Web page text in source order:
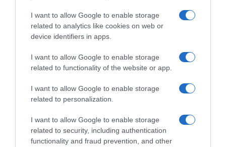
I want to allow Google to enable storage
related to analytics like cookies on web or
device identifiers in apps.
I want to allow Google to enable storage
related to functionality of the website or app.
I want to allow Google to enable storage
related to personalization.
I want to allow Google to enable storage
related to security, including authentication
functionality and fraud prevention, and other
ΑΘΛΗΤΙΚΑ